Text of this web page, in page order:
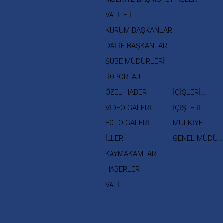
VALİLER
KURUM BAŞKANLARI
DAİRE BAŞKANLARI
ŞUBE MÜDÜRLERİ
RÖPORTAJ
ÖZEL HABER
VİDEO GALERİ
FOTO GALERİ
İLLER
KAYMAKAMLAR
HABERLER
VALİ
İÇİŞLERİ
BAKANI
İÇİŞLERİ
BAKAN
YARDIMCISI
MÜLKİYE
MÜFETTİŞLERİ
GENEL MÜDÜR